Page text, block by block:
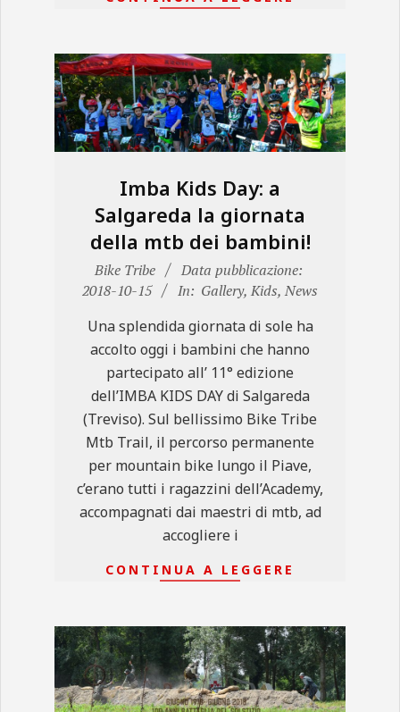
Imba Kids Day: a
Salgareda la giornata
della mtb dei bambini!
2018-
10-
Bike Tribe
Data pubblicazione:
2018-10-15
In: Gallery, Kids, News
Una splendida giornata di sole ha
accolto oggi i bambini che hanno
partecipato all’ 11° edizione
dell’IMBA KIDS DAY di Salgareda
(Treviso). Sul bellissimo Bike Tribe
Mtb Trail, il percorso permanente
per mountain bike lungo il Piave,
c’erano tutti i ragazzini dell’Academy,
accompagnati dai maestri di mtb, ad
accogliere i
CONTINUA A LEGGERE